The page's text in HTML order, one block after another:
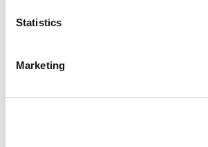
Statistics
Marketing
Voor 16 uur besteld, morgen bezorgd
Gratis bezorging vanaf 58 euro